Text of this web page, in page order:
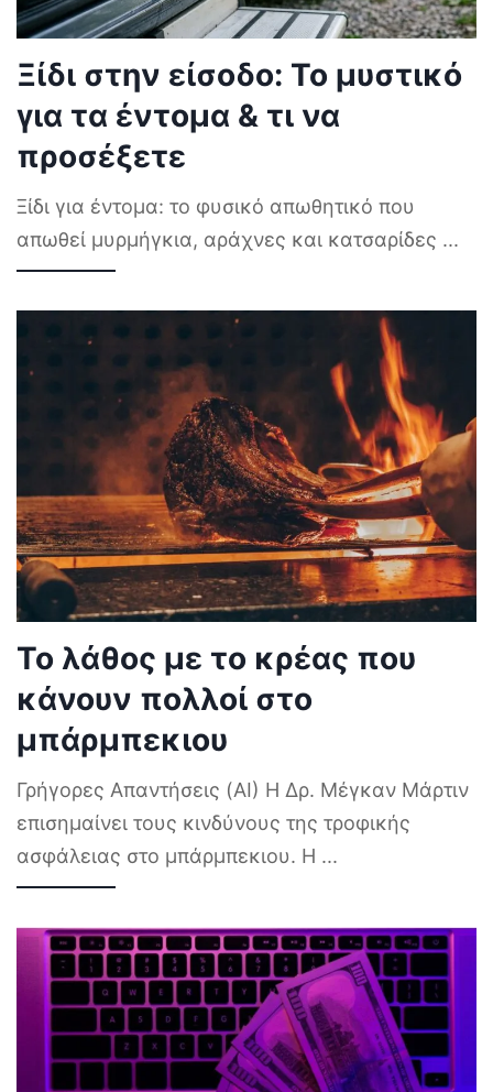
Ξίδι στην είσοδο: Το μυστικό
για τα έντομα & τι να
προσέξετε
Ξίδι για έντομα: το φυσικό απωθητικό που
απωθεί μυρμήγκια, αράχνες και κατσαρίδες ...
Το λάθος με το κρέας που
κάνουν πολλοί στο
μπάρμπεκιου
Γρήγορες Απαντήσεις (AI) Η Δρ. Μέγκαν Μάρτιν
επισημαίνει τους κινδύνους της τροφικής
ασφάλειας στο μπάρμπεκιου. Η ...